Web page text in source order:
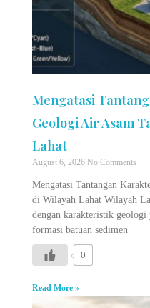
Mengatasi
Geologi Air Asam
Lahat
August 6, 2026 No Comments
Mengatasi Tantangan
di Wilayah Lahat Wilayah
dengan karakteristik
formasi batuan sedimen
0
Read More »